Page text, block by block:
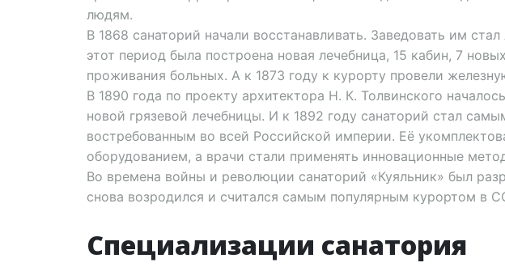
людям.
В 1868 санаторий начали восстанавливать. Заведовать им
этот период была построена новая лечебница, 15 кабин, 7
проживания больных. А к 1873 году к курорту провели
В 1890 года по проекту архитектора Н. К. Толвинского
новой грязевой лечебницы. И к 1892 году санаторий стал
востребованным во всей Российской империи. Её
оборудованием, а врачи стали применять инновационные
Во времена войны и революции санаторий «Куяльник» был
снова возродился и считался самым популярным курортом в
Специализации санатория